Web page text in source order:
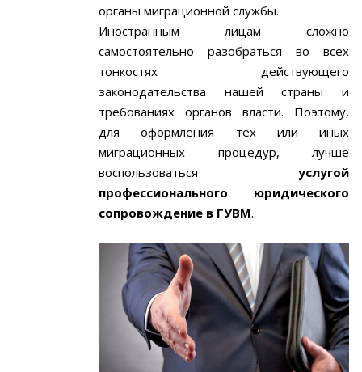
органы миграционной службы.
Иностранным лицам сложно
самостоятельно разобраться во всех
тонкостях действующего
законодательства нашей страны и
требованиях органов власти. Поэтому,
для оформления тех или иных
миграционных процедур, лучше
воспользоваться услугой
профессионального юридического
сопровождение в ГУВМ.